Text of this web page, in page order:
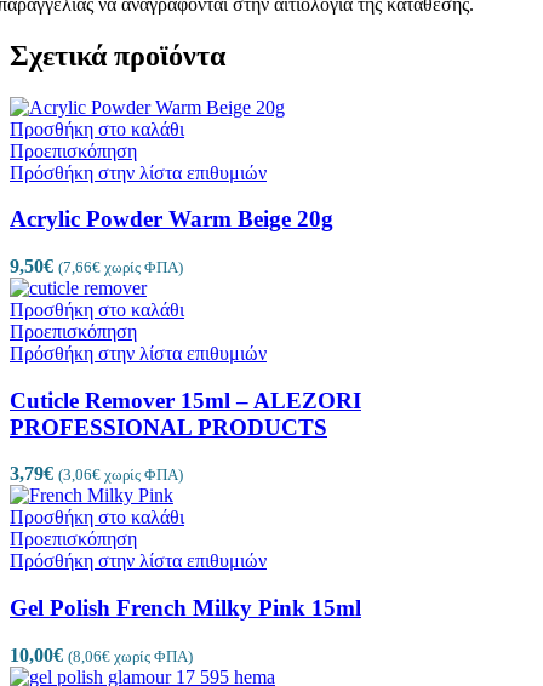
Σχετικά προϊόντα
Προσθήκη στο καλάθι
Προεπισκόπηση
Πρόσθήκη στην λίστα επιθυμιών
Acrylic Powder Warm Beige 20g
9,50€ (7,66€ χωρίς ΦΠΑ)
Προσθήκη στο καλάθι
Προεπισκόπηση
Πρόσθήκη στην λίστα επιθυμιών
Cuticle Remover 15ml – ALEZORI
PROFESSIONAL PRODUCTS
3,79€ (3,06€ χωρίς ΦΠΑ)
Προσθήκη στο καλάθι
Προεπισκόπηση
Πρόσθήκη στην λίστα επιθυμιών
Gel Polish French Milky Pink 15ml
10,00€ (8,06€ χωρίς ΦΠΑ)